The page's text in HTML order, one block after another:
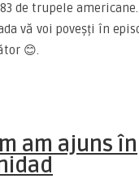
de trupele americane.
vă voi poveșți în
😊.
am ajuns în